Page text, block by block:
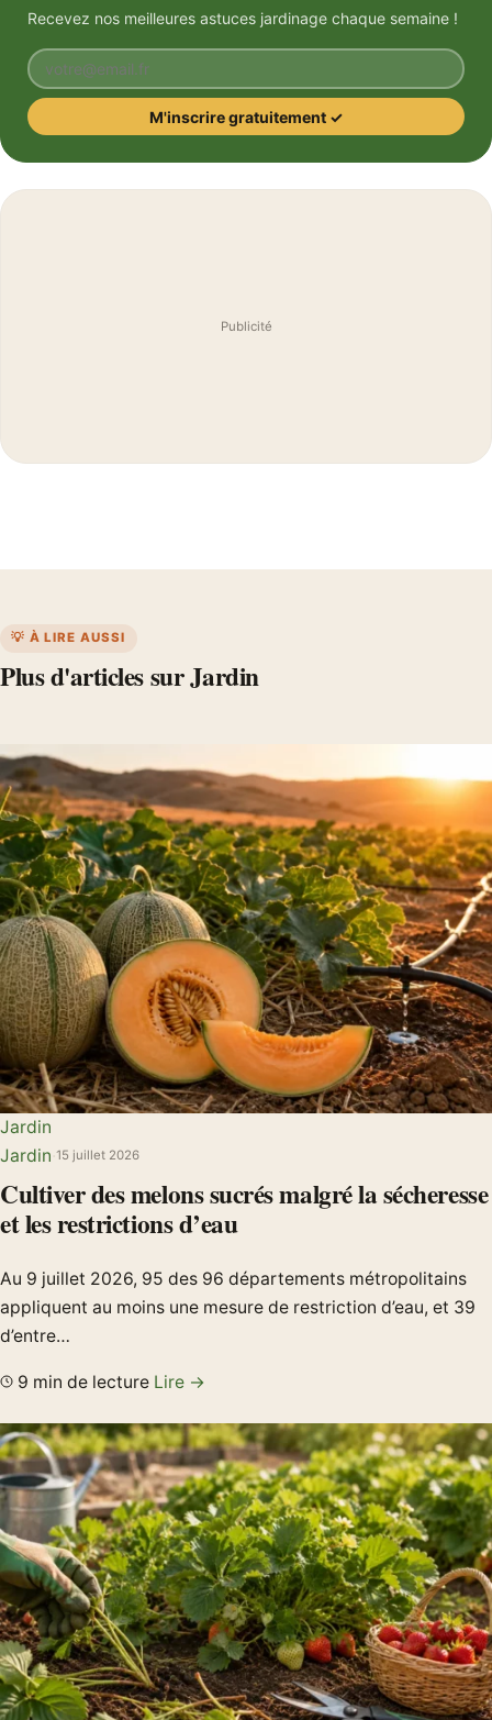
Recevez nos meilleures astuces jardinage chaque semaine !
Votre email
M'inscrire gratuitement ✓
Publicité
💡 À LIRE AUSSI
Plus d'articles sur Jardin
Jardin
Jardin 15 juillet 2026
Cultiver des melons sucrés malgré la sécheresse
et les restrictions d’eau
Au 9 juillet 2026, 95 des 96 départements métropolitains
appliquent au moins une mesure de restriction d’eau, et 39
d’entre…
9 min de lecture Lire →